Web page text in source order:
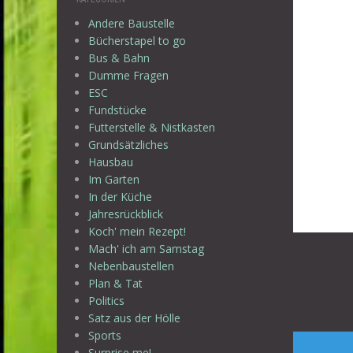
Andere Baustelle
Bücherstapel to go
Bus & Bahn
Dumme Fragen
ESC
Fundstücke
Futterstelle & Nistkasten
Grundsätzliches
Hausbau
Im Garten
In der Küche
Jahresrückblick
Koch' mein Rezept!
Mach' ich am Samstag
Nebenbaustellen
Plan & Tat
Politics
Satz aus der Hölle
Sports